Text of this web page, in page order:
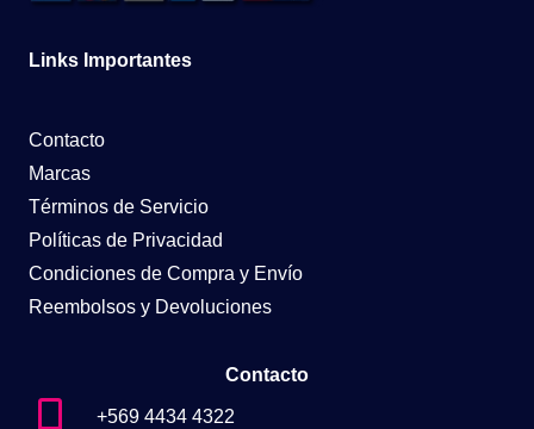
Links Importantes
Contacto
Marcas
Términos de Servicio
Políticas de Privacidad
Condiciones de Compra y Envío
Reembolsos y Devoluciones
Contacto
+569 4434 4322